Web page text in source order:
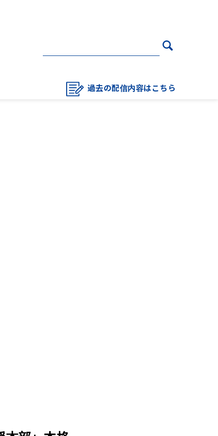
過去の配信内容はこちら